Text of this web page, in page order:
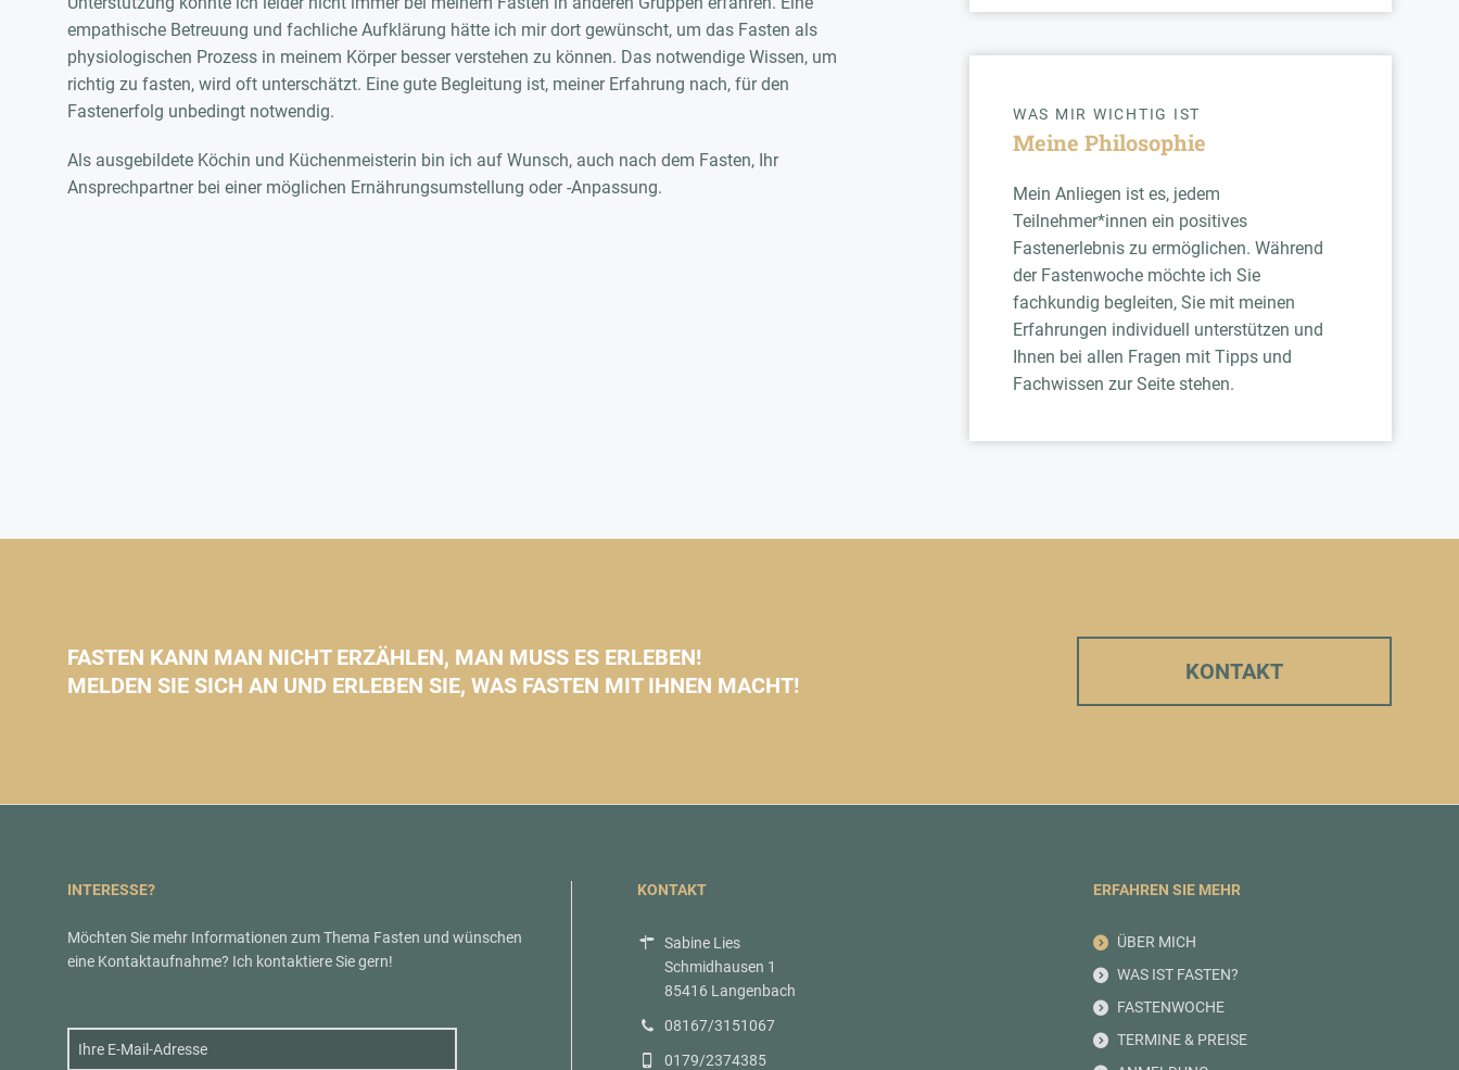
empathische Betreuung und fachliche Aufklärung hätte ich mir dort gewünscht, um das Fasten als
physiologischen Prozess in meinem Körper besser verstehen zu können. Das notwendige Wissen, um
richtig zu fasten, wird oft unterschätzt. Eine gute Begleitung ist, meiner Erfahrung nach, für den
Fastenerfolg unbedingt notwendig.
Als ausgebildete Köchin und Küchenmeisterin bin ich auf Wunsch, auch nach dem Fasten, Ihr
Ansprechpartner bei einer möglichen Ernährungsumstellung oder -Anpassung.
WAS MIR WICHTIG IST
Meine Philosophie
Mein Anliegen ist es, jedem
Teilnehmer*innen ein positives
Fastenerlebnis zu ermöglichen. Während
der Fastenwoche möchte ich Sie
fachkundig begleiten, Sie mit meinen
Erfahrungen individuell unterstützen und
Ihnen bei allen Fragen mit Tipps und
Fachwissen zur Seite stehen.
FASTEN KANN MAN NICHT ERZÄHLEN, MAN MUSS ES ERLEBEN!
MELDEN SIE SICH AN UND ERLEBEN SIE, WAS FASTEN MIT IHNEN MACHT!
KONTAKT
INTERESSE?
Möchten Sie mehr Informationen zum Thema Fasten und wünschen
eine Kontaktaufnahme? Ich kontaktiere Sie gern!
KONTAKT
Sabine Lies
Schmidhausen 1
85416 Langenbach
08167/3151067
0179/2374385
ERFAHREN SIE MEHR
ÜBER MICH
WAS IST FASTEN?
FASTENWOCHE
TERMINE & PREISE